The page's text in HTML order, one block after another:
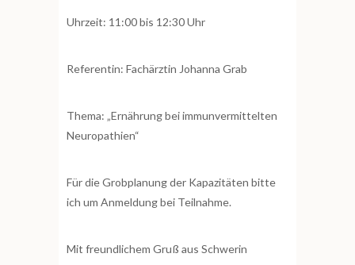
Uhrzeit: 11:00 bis 12:30 Uhr
Referentin: Fachärztin Johanna Grab
Thema: „Ernährung bei immunvermittelten
Neuropathien“
Für die Grobplanung der Kapazitäten bitte
ich um Anmeldung bei Teilnahme.
Mit freundlichem Gruß aus Schwerin